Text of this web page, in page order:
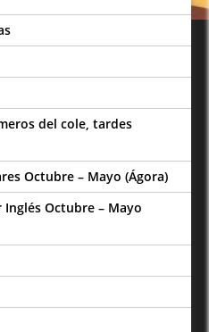
del cole, tardes
Octubre – Mayo (Ágora)
Octubre – Mayo